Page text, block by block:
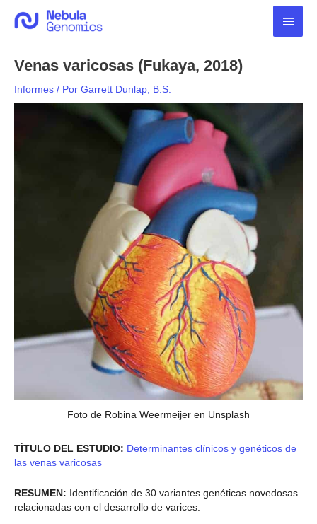
Venas varicosas (Fukaya, 2018)
Informes / Por Garrett Dunlap, B.S.
Foto de Robina Weermeijer en Unsplash
TÍTULO DEL ESTUDIO: Determinantes clínicos y genéticos de
las venas varicosas
RESUMEN: Identificación de 30 variantes genéticas novedosas
relacionadas con el desarrollo de varices.